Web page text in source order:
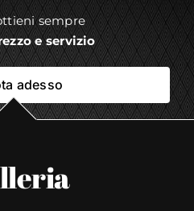
sempre
e servizio
adesso